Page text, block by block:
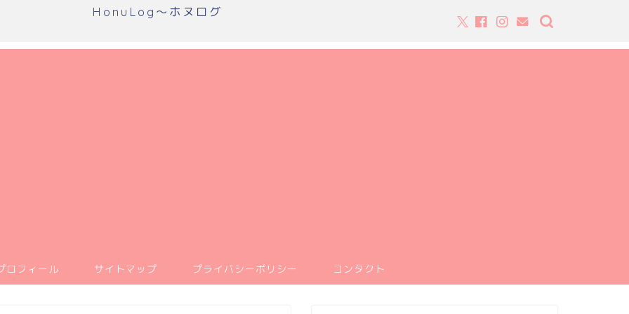
HonuLog～ホヌログ
ロフィール サイトマップ プライバシーポリシー コンタクト